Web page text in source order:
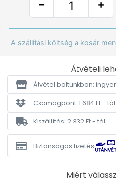
A szállítási költség a kosár
Átvételi
Átvétel boltunkban:
Csomagpont: 1 684 Ft - tól
Kiszállítás: 2 332 Ft - tól
Biztonságos fizetés
Miért